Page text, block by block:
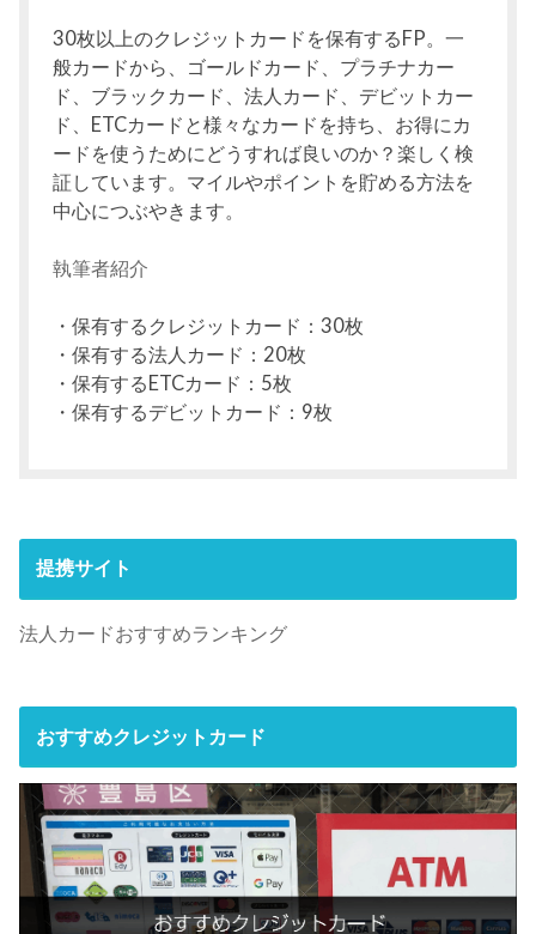
30枚以上のクレジットカードを保有するFP。一
般カードから、ゴールドカード、プラチナカー
ド、ブラックカード、法人カード、デビットカー
ド、ETCカードと様々なカードを持ち、お得にカ
ードを使うためにどうすれば良いのか？楽しく検
証しています。マイルやポイントを貯める方法を
中心につぶやきます。
執筆者紹介
・保有するクレジットカード：30枚
・保有する法人カード：20枚
・保有するETCカード：5枚
・保有するデビットカード：9枚
提携サイト
法人カードおすすめランキング
おすすめクレジットカード